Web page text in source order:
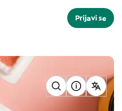
Prijavi se